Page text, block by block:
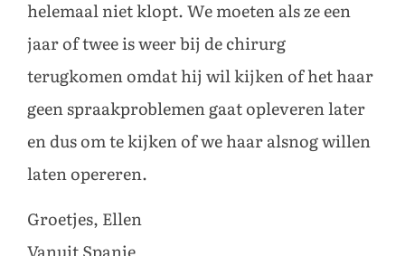
helemaal niet klopt. We moeten als ze een
jaar of twee is weer bij de chirurg
terugkomen omdat hij wil kijken of het haar
geen spraakproblemen gaat opleveren later
en dus om te kijken of we haar alsnog willen
laten opereren.
Groetjes, Ellen